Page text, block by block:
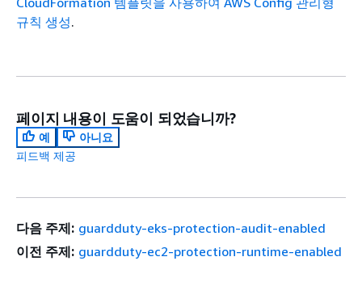
규칙 생성.
페이지 내용이 도움이 되었습니까?
예
아니요
피드백 제공
다음 주제: guardduty-eks-protection-audit-enabled
이전 주제: guardduty-ec2-protection-runtime-enabled